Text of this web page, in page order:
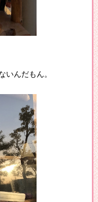
いんだもん。